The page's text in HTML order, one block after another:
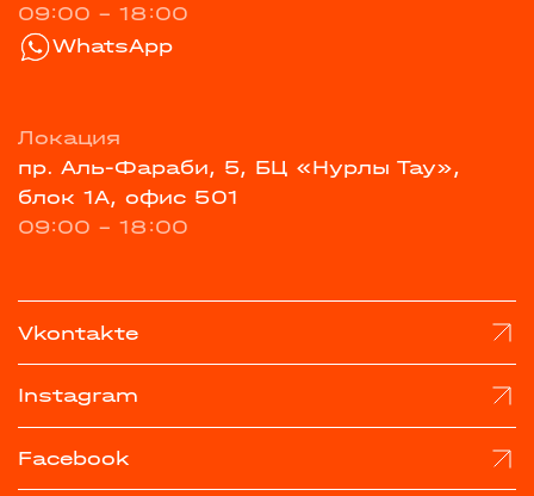
09:00 - 18:00
WhatsApp
Локация
пр. Аль-Фараби, 5, БЦ «Нурлы Тау»,
блок 1А, офис 501
09:00 - 18:00
Vkontakte
Instagram
Facebook